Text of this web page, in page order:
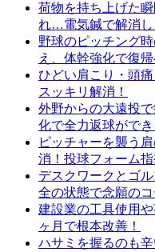
荷物を持ち上げた
れ…電気鍼で解消し
野球のピッチング
え、体幹強化で復帰
ひどい肩こり・頭
スッキリ解消！
外野からの大遠投
化で全力返球ができ
ピッチャーを襲う
消！投球フォーム
デスクワークとゴ
全の状態で念願の
建設業の工具使用
ヶ月で根本改善！
ハサミを握るのも